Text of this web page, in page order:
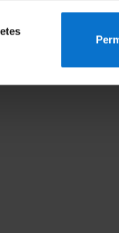
Álvarez-Ossorio
2016